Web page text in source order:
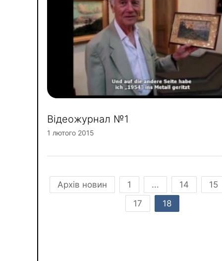
Відеожурнал №1
1 лютого 2015
Архів новин 1 ... 14
15
17
18